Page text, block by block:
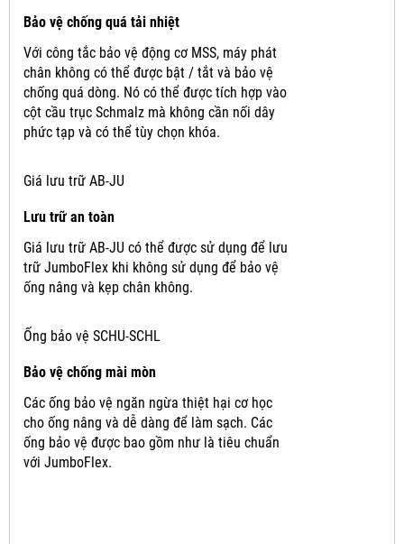
Bảo vệ chống quá tải nhiệt
Với công tắc bảo vệ động cơ MSS, máy phát
chân không có thể được bật / tắt và bảo vệ
chống quá dòng. Nó có thể được tích hợp vào
cột cầu trục Schmalz mà không cần nối dây
phức tạp và có thể tùy chọn khóa.
Giá lưu trữ AB-JU
Lưu trữ an toàn
Giá lưu trữ AB-JU có thể được sử dụng để lưu
trữ JumboFlex khi không sử dụng để bảo vệ
ống nâng và kẹp chân không.
Ống bảo vệ SCHU-SCHL
Bảo vệ chống mài mòn
Các ống bảo vệ ngăn ngừa thiệt hại cơ học
cho ống nâng và dễ dàng để làm sạch. Các
ống bảo vệ được bao gồm như là tiêu chuẩn
với JumboFlex.